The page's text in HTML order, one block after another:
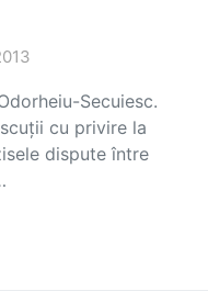
Secuiesc.
cu privire la
dispute între